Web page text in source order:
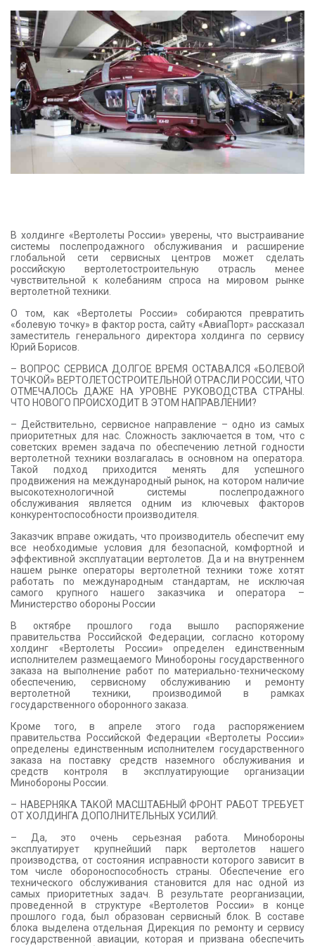
КОНТАКТЫ
В холдинге «Вертолеты России» уверены, что выстраивание
системы послепродажного обслуживания и расширение
глобальной сети сервисных центров может сделать
российскую вертолетостроительную отрасль менее
чувствительной к колебаниям спроса на мировом рынке
вертолетной техники.
О том, как «Вертолеты России» собираются превратить
«болевую точку» в фактор роста, сайту «АвиаПорт» рассказал
заместитель генерального директора холдинга по сервису
Юрий Борисов.
– ВОПРОС СЕРВИСА ДОЛГОЕ ВРЕМЯ ОСТАВАЛСЯ «БОЛЕВОЙ
ТОЧКОЙ» ВЕРТОЛЕТОСТРОИТЕЛЬНОЙ ОТРАСЛИ РОССИИ, ЧТО
ОТМЕЧАЛОСЬ ДАЖЕ НА УРОВНЕ РУКОВОДСТВА СТРАНЫ.
ЧТО НОВОГО ПРОИСХОДИТ В ЭТОМ НАПРАВЛЕНИИ?
– Действительно, сервисное направление – одно из самых
приоритетных для нас. Сложность заключается в том, что с
советских времен задача по обеспечению летной годности
вертолетной техники возлагалась в основном на оператора.
Такой подход приходится менять для успешного
продвижения на международный рынок, на котором наличие
высокотехнологичной системы послепродажного
обслуживания является одним из ключевых факторов
конкурентоспособности производителя.
Заказчик вправе ожидать, что производитель обеспечит ему
все необходимые условия для безопасной, комфортной и
эффективной эксплуатации вертолетов. Да и на внутреннем
нашем рынке операторы вертолетной техники тоже хотят
работать по международным стандартам, не исключая
самого крупного нашего заказчика и оператора –
Министерство обороны России
В октябре прошлого года вышло распоряжение
правительства Российской Федерации, согласно которому
холдинг «Вертолеты России» определен единственным
исполнителем размещаемого Минобороны государственного
заказа на выполнение работ по материально-техническому
обеспечению, сервисному обслуживанию и ремонту
вертолетной техники, производимой в рамках
государственного оборонного заказа.
Кроме того, в апреле этого года распоряжением
правительства Российской Федерации «Вертолеты России»
определены единственным исполнителем государственного
заказа на поставку средств наземного обслуживания и
средств контроля в эксплуатирующие организации
Минобороны России.
– НАВЕРНЯКА ТАКОЙ МАСШТАБНЫЙ ФРОНТ РАБОТ ТРЕБУЕТ
ОТ ХОЛДИНГА ДОПОЛНИТЕЛЬНЫХ УСИЛИЙ.
– Да, это очень серьезная работа. Минобороны
эксплуатирует крупнейший парк вертолетов нашего
производства, от состояния исправности которого зависит в
том числе обороноспособность страны. Обеспечение его
технического обслуживания становится для нас одной из
самых приоритетных задач. В результате реорганизации,
проведенной в структуре «Вертолетов России» в конце
прошлого года, был образован сервисный блок. В составе
блока выделена отдельная Дирекция по ремонту и сервису
государственной авиации, которая и призвана обеспечить